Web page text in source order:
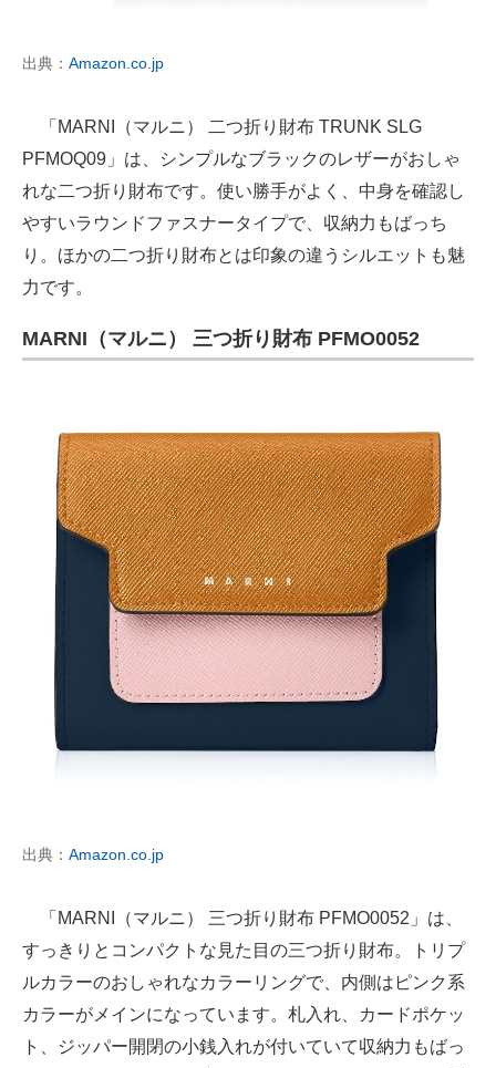
出典： Amazon.co.jp
「MARNI（マルニ） 二つ折り財布 TRUNK SLG
PFMOQ09」は、シンプルなブラックのレザーがおしゃ
れな二つ折り財布です。使い勝手がよく、中身を確認し
やすいラウンドファスナータイプで、収納力もばっち
り。ほかの二つ折り財布とは印象の違うシルエットも魅
力です。
MARNI（マルニ） 三つ折り財布 PFMO0052
出典： Amazon.co.jp
「MARNI（マルニ） 三つ折り財布 PFMO0052」は、
すっきりとコンパクトな見た目の三つ折り財布。トリプ
ルカラーのおしゃれなカラーリングで、内側はピンク系
カラーがメインになっています。札入れ、カードポケッ
ト、ジッパー開閉の小銭入れが付いていて収納力もばっ